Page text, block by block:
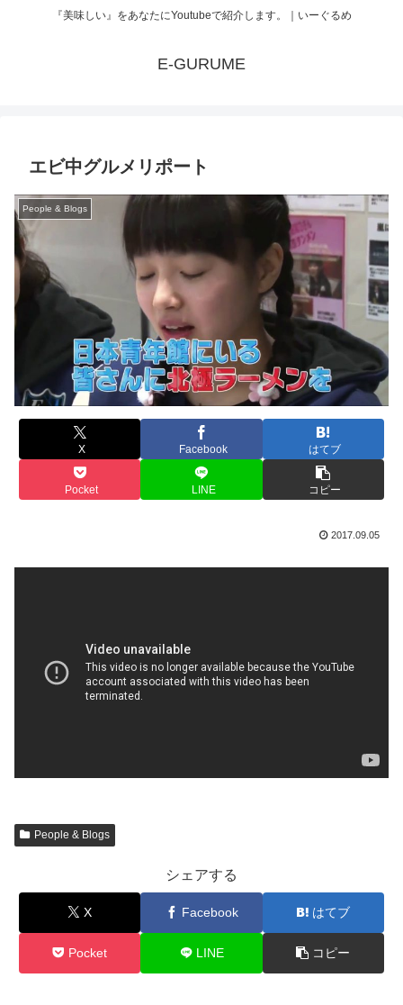
『美味しい』をあなたにYoutubeで紹介します。｜いーぐるめ
E-GURUME
エビ中グルメリポート
People & Blogs
X Facebook はてブ
Pocket LINE コピー
2017.09.05
People & Blogs
シェアする
X Facebook はてブ
Pocket LINE コピー